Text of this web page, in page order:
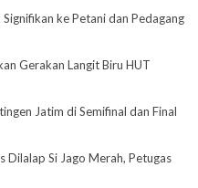
ke Petani dan Pedagang
Gerakan Langit Biru HUT
Jatim di Semifinal dan Final
Dilalap Si Jago Merah, Petugas